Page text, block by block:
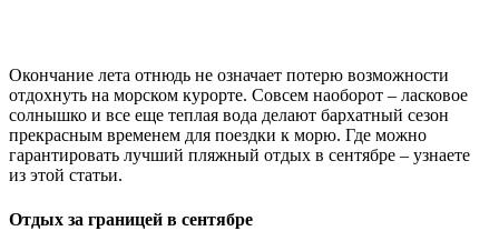
Окончание лета отнюдь не означает потерю возможности
отдохнуть на морском курорте. Совсем наоборот – ласковое
солнышко и все еще теплая вода делают бархатный сезон
прекрасным временем для поездки к морю. Где можно
гарантировать лучший пляжный отдых в сентябре – узнаете
из этой статьи.
Отдых за границей в сентябре